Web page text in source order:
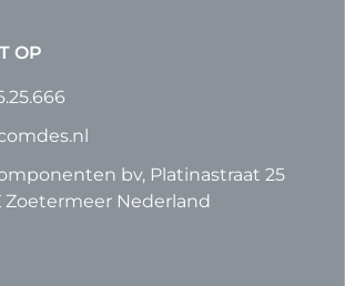
OP
bv, Platinastraat 25
Zoetermeer Nederland